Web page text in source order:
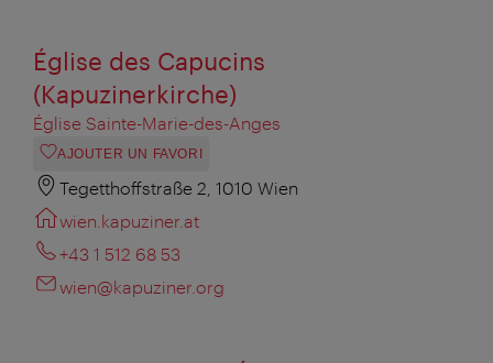
Église des Capucins
(Kapuzinerkirche)
Église Sainte-Marie-des-Anges
AJOUTER UN FAVORI
Tegetthoffstraße 2, 1010 Wien
wien.kapuziner.at
+43 1 512 68 53
wien@kapuziner.org